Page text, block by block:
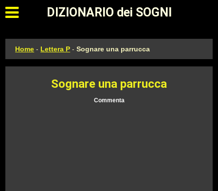
Apri il menu principale
DIZIONARIO dei SOGNI
Home - Lettera P -Sognare una parrucca
Sognare una parrucca
Commenta